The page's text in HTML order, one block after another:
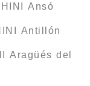
Ansó
Antillón
Aragüés del